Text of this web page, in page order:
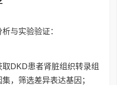
与实验验证：
取DKD患者肾脏组织转录组
，筛选差异表达基因；